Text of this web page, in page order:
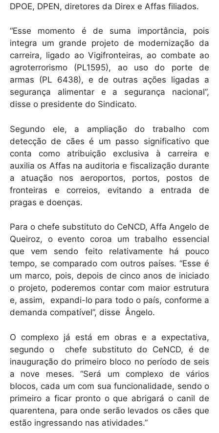
DPOE, DPEN, diretores da Direx e Affas filiados.
“Esse momento é de suma importância, pois
integra um grande projeto de modernização da
carreira, ligado ao Vigifronteiras, ao combate ao
agroterrorismo (PL1595), ao uso do porte de
armas (PL 6438), e de outras ações ligadas a
segurança alimentar e a segurança nacional”,
disse o presidente do Sindicato.
Segundo ele, a ampliação do trabalho com
detecção de cães é um passo significativo que
conta como atribuição exclusiva à carreira e
auxilia os Affas na auditoria e fiscalização durante
a atuação nos aeroportos, portos, postos de
fronteiras e correios, evitando a entrada de
pragas e doenças.
Para o chefe substituto do CeNCD, Affa Angelo de
Queiroz, o evento coroa um trabalho essencial
que vem sendo feito relativamente há pouco
tempo, se comparado com outros países. “Esse é
um marco, pois, depois de cinco anos de iniciado
o projeto, poderemos contar com maior estrutura
e, assim, expandi-lo para todo o país, conforme a
demanda compatível”, disse Ângelo.
O complexo já está em obras e a expectativa,
segundo o chefe substituto do CeNCD, é de
inauguração do primeiro bloco no período de seis
a nove meses. “Será um complexo de vários
blocos, cada um com sua funcionalidade, sendo o
primeiro a ficar pronto o que abrigará o canil de
quarentena, para onde serão levados os cães que
estão ingressando nas atividades.”